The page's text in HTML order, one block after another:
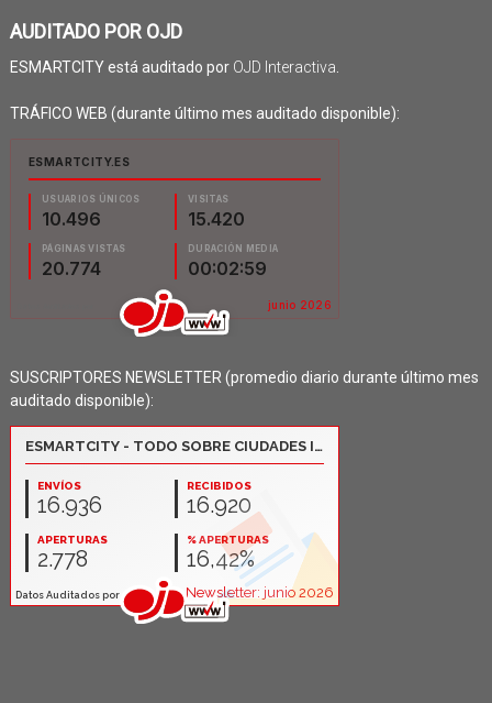
AUDITADO POR OJD
ESMARTCITY está auditado por OJD Interactiva
TRÁFICO WEB (durante último mes auditado disponible):
SUSCRIPTORES NEWSLETTER (promedio diario durante último mes
auditado disponible):